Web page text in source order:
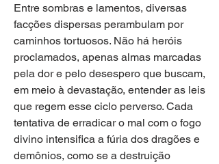
Entre sombras e lamentos, diversas
facções dispersas perambulam por
caminhos tortuosos. Não há heróis
proclamados, apenas almas marcadas
pela dor e pelo desespero que buscam,
em meio à devastação, entender as leis
que regem esse ciclo perverso. Cada
tentativa de erradicar o mal com o fogo
divino intensifica a fúria dos dragões e
demônios, como se a destruição